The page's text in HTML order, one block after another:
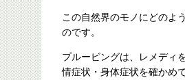
この自然界のモノにどのよ
のです。
プルービングは、レメディ
情症状・身体症状を確かめ